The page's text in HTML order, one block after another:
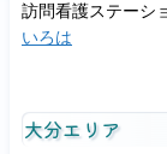
訪問看護ステーシ
いろは
大分エリア